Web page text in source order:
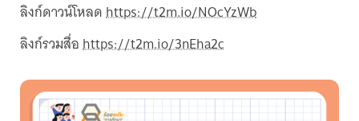
ลิงก์ดาวน์โหลดhttps://t2m.io/NOcYzWb
ลิงก์รวมสื่อhttps://t2m.io/3nEha2c